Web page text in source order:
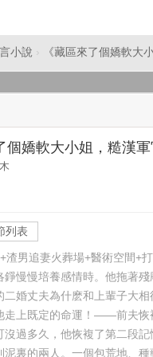
小說 › 《藏區來了個嬌軟大
個嬌軟大小姐，糙漢
列表
+渣男追妻火葬場+醫術空間
錚慢慢培養感情時。他拖著
婚丈夫為什麽和上輩子大
走上既定的命運！——前夫恢
沒過多久，他恢複了第二段
裏的兩人。一個包荒地、